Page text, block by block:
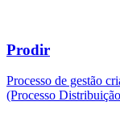
Prodir
Processo de gestão
(Processo